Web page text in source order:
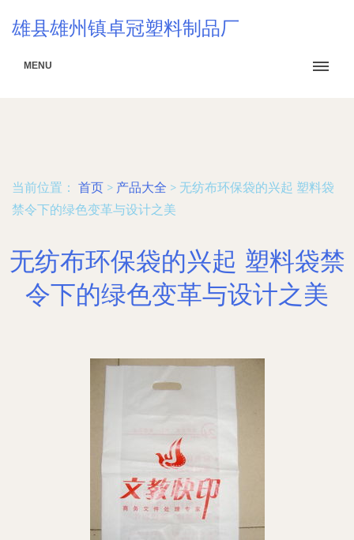
雄县雄州镇卓冠塑料制品厂
MENU
当前位置： 首页 > 产品大全 > 无纺布环保袋的兴起 塑料袋
禁令下的绿色变革与设计之美
无纺布环保袋的兴起 塑料袋禁
令下的绿色变革与设计之美